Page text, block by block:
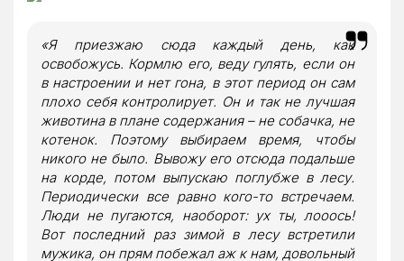
«Я приезжаю сюда каждый день, как
освобожусь. Кормлю его, веду гулять, если он
в настроении и нет гона, в этот период он сам
плохо себя контролирует. Он и так не лучшая
животина в плане содержания – не собачка, не
котенок. Поэтому выбираем время, чтобы
никого не было. Вывожу его отсюда подальше
на корде, потом выпускаю поглубже в лесу.
Периодически все равно кого-то встречаем.
Люди не пугаются, наоборот: ух ты, лооось!
Вот последний раз зимой в лесу встретили
мужика, он прям побежал аж к нам, довольный